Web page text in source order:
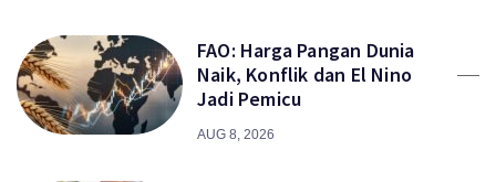
FAO: Harga Pangan Dunia
Naik, Konflik dan El Nino
Jadi Pemicu
AUG 8, 2026